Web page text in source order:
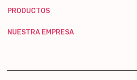
PRODUCTOS
NUESTRA EMPRESA